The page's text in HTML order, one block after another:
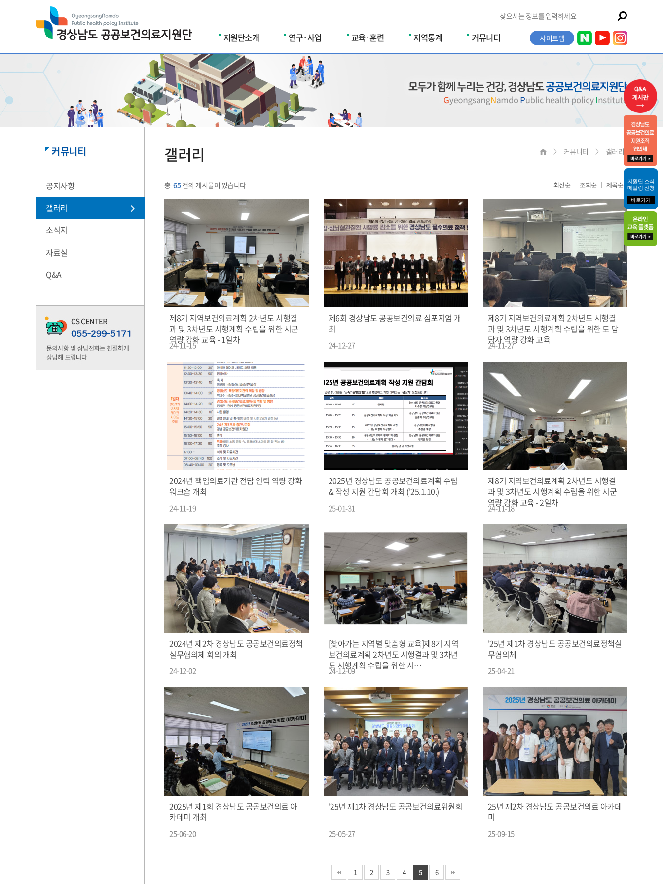
지원단소개 연구·사업 교육·훈련 지역통계 커뮤니티 사이트맵
커뮤니티
공지사항
갤러리
소식지
자료실
Q&A
갤러리 커뮤니티 갤러리
총 65건의 게시물이 있습니다 최신순 조회순 제목순
제8기 지역보건의료계획 2차년도 시행결
과 및 3차년도 시행계획 수립을 위한 시군
역량 강화 교육 - 1일차
24-11-15
제6회 경상남도 공공보건의료 심포지엄 개
최
24-12-27
제8기 지역보건의료계획 2차년도 시행결
과 및 3차년도 시행계획 수립을 위한 도 담
당자 역량 강화 교육
24-11-27
2024년 책임의료기관 전담 인력 역량 강화
워크숍 개최
24-11-19
2025년 경상남도 공공보건의료계획 수립
& 작성 지원 간담회 개최 ('25.1.10.)
25-01-31
제8기 지역보건의료계획 2차년도 시행결
과 및 3차년도 시행계획 수립을 위한 시군
역량 강화 교육 - 2일차
24-11-18
2024년 제2차 경상남도 공공보건의료정책
실무협의체 회의 개최
24-12-02
[찾아가는 지역별 맞춤형 교육]제8기 지역
보건의료계획 2차년도 시행결과 및 3차년
도 시행계획 수립을 위한 시…
24-12-09
'25년 제1차 경상남도 공공보건의료정책실
무협의체
25-04-21
2025년 제1회 경상남도 공공보건의료 아
카데미 개최
25-06-20
'25년 제1차 경상남도 공공보건의료위원회
25-05-27
25년 제2차 경상남도 공공보건의료 아카데
미
25-09-15
1 2 3 4
열린
5
페이지
6
지원단 소식
메일링 신청
바로가기